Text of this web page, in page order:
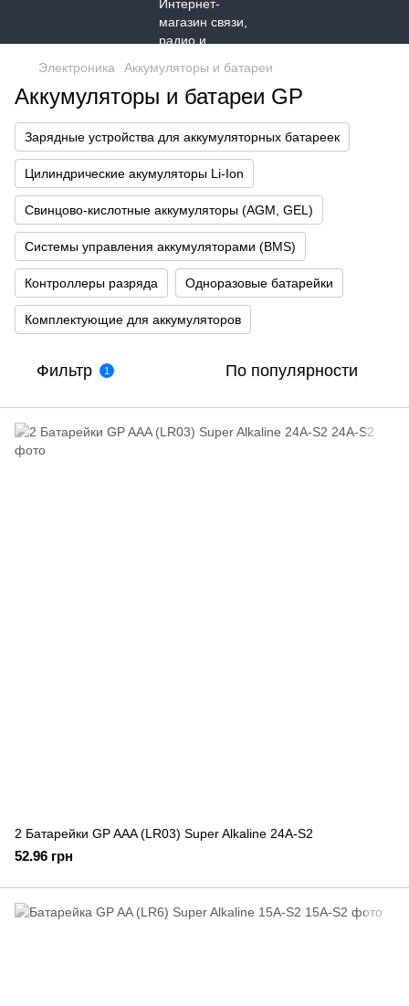
Электроника Аккумуляторы и батареи
Аккумуляторы и батареи GP
Зарядные устройства для аккумуляторных батареек
Цилиндрические акумуляторы Li-Ion
Свинцово-кислотные аккумуляторы (AGM, GEL)
Системы управления аккумуляторами (BMS)
Контроллеры разряда Одноразовые батарейки
Комплектующие для аккумуляторов
Фильтр 1 По популярности
2 Батарейки GP AAA (LR03) Super Alkaline 24A-S2
52.96 грн